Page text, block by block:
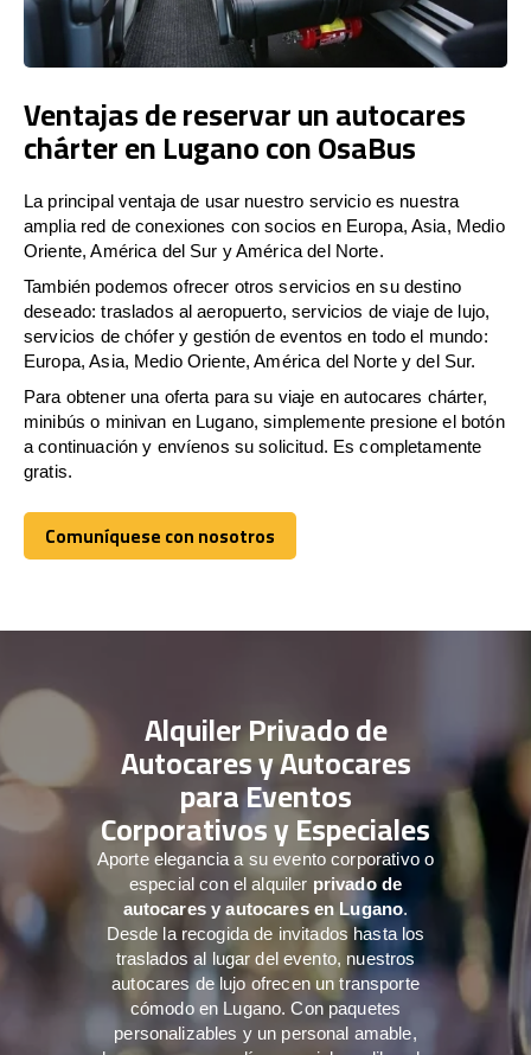
Ventajas de reservar un autocares
chárter en Lugano con OsaBus
La principal ventaja de usar nuestro servicio es nuestra
amplia red de conexiones con socios en Europa, Asia, Medio
Oriente, América del Sur y América del Norte.
También podemos ofrecer otros servicios en su destino
deseado: traslados al aeropuerto, servicios de viaje de lujo,
servicios de chófer y gestión de eventos en todo el mundo:
Europa, Asia, Medio Oriente, América del Norte y del Sur.
Para obtener una oferta para su viaje en autocares chárter,
minibús o minivan en Lugano, simplemente presione el botón
a continuación y envíenos su solicitud. Es completamente
gratis.
Comuníquese con nosotros
Comuníquese con nosotros
Alquiler Privado de
Autocares y Autocares
para Eventos
Corporativos y Especiales
Aporte elegancia a su evento corporativo o
especial con el alquiler privado de
autocares y autocares en Lugano.
Desde la recogida de invitados hasta los
traslados al lugar del evento, nuestros
autocares de lujo ofrecen un transporte
cómodo en Lugano. Con paquetes
personalizables y un personal amable,